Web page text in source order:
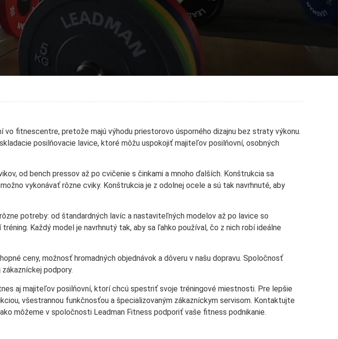
fitnescentre, pretože majú výhodu priestorovo úsporného dizajnu bez straty výkonu.
posilňovacie lavice, ktoré môžu uspokojiť majiteľov posilňovní, osobných
od bench pressov až po cvičenie s činkami a mnoho ďalších. Konštrukcia sa
vykonávať rôzne cviky. Konštrukcia je z odolnej ocele a sú tak navrhnuté, aby
potreby: od štandardných lavíc a nastaviteľných modelov až po lavice so
Každý model je navrhnutý tak, aby sa ľahko používal, čo z nich robí ideálne
ceny, možnosť hromadných objednávok a dôveru v našu dopravu. Spoločnosť
podpory.
aj majiteľov posilňovní, ktorí chcú spestriť svoje tréningové miestnosti. Pre lepšie
všestrannou funkčnosťou a špecializovaným zákazníckym servisom. Kontaktujte
môžeme v spoločnosti Leadman Fitness podporiť vaše fitness podnikanie.